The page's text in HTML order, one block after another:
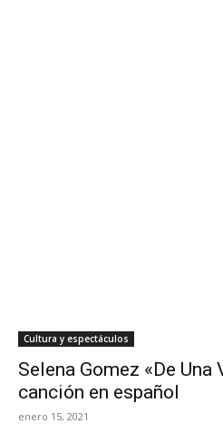
Cultura y espectáculos
Selena Gomez «De Una
canción en español
enero 15, 2021